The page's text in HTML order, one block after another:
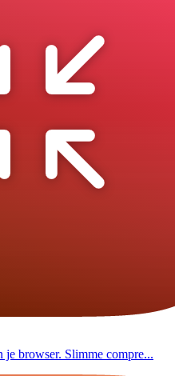
je browser. Slimme compre...